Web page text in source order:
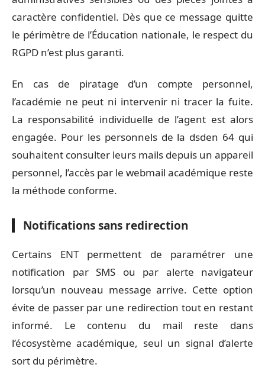
caractère confidentiel. Dès que ce message quitte
le périmètre de l’Éducation nationale, le respect du
RGPD n’est plus garanti.
En cas de piratage d’un compte personnel,
l’académie ne peut ni intervenir ni tracer la fuite.
La responsabilité individuelle de l’agent est alors
engagée. Pour les personnels de la dsden 64 qui
souhaitent consulter leurs mails depuis un appareil
personnel, l’accès par le webmail académique reste
la méthode conforme.
Notifications sans redirection
Certains ENT permettent de paramétrer une
notification par SMS ou par alerte navigateur
lorsqu’un nouveau message arrive. Cette option
évite de passer par une redirection tout en restant
informé. Le contenu du mail reste dans
l’écosystème académique, seul un signal d’alerte
sort du périmètre.